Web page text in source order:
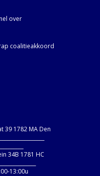
over
coalitieakkoord
39 1782 MA Den
34B 1781 HC
13:00u